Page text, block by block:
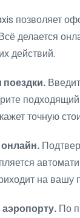
позволяет
делается
действий.
поездки.
точную
на вашу
аэропорту. По